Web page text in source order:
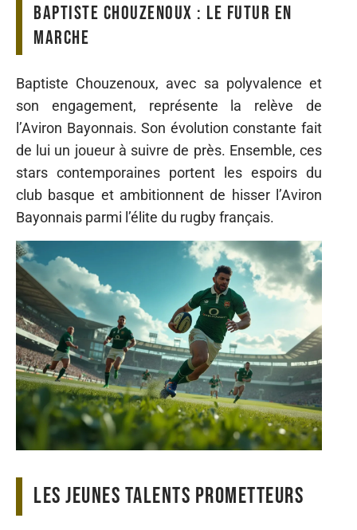
Baptiste Chouzenoux : le futur en
marche
Baptiste Chouzenoux, avec sa polyvalence et
son engagement, représente la relève de
l’Aviron Bayonnais. Son évolution constante fait
de lui un joueur à suivre de près. Ensemble, ces
stars contemporaines portent les espoirs du
club basque et ambitionnent de hisser l’Aviron
Bayonnais parmi l’élite du rugby français.
Les jeunes talents prometteurs